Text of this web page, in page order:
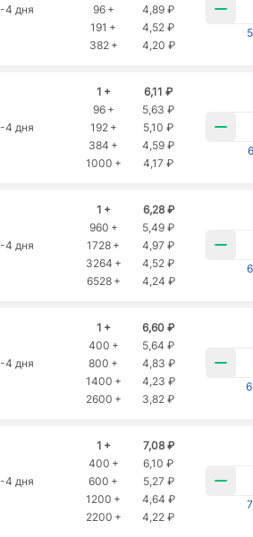
4 дня
96 +
4,89 ₽
191 +
4,52 ₽
382 +
4,20 ₽
4 дня
1 +
6,11 ₽
96 +
5,63 ₽
192 +
5,10 ₽
384 +
4,59 ₽
1000 +
4,17 ₽
4 дня
1 +
6,28 ₽
960 +
5,49 ₽
1728 +
4,97 ₽
3264 +
4,52 ₽
6528 +
4,24 ₽
4 дня
1 +
6,60 ₽
400 +
5,64 ₽
800 +
4,83 ₽
1400 +
4,23 ₽
2600 +
3,82 ₽
4 дня
1 +
7,08 ₽
400 +
6,10 ₽
600 +
5,27 ₽
1200 +
4,64 ₽
2200 +
4,22 ₽